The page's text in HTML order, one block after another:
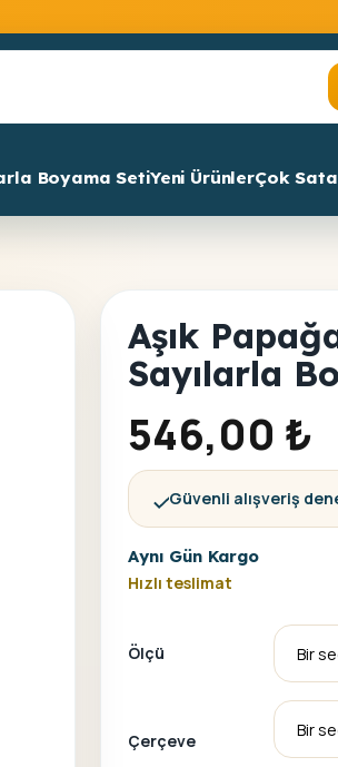
Boyama SetiYeni ÜrünlerÇok
Aşık
Sayılarla
546,00 ₺
Güvenli alışveriş
Aynı Gün Kargo
Hızlı teslimat
Ölçü
Çerçeve